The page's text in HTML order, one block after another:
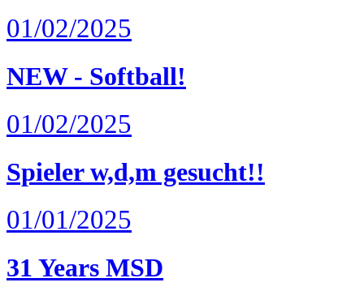
01/02/2025
NEW - Softball!
01/02/2025
Spieler w,d,m gesucht!!
01/01/2025
31 Years MSD